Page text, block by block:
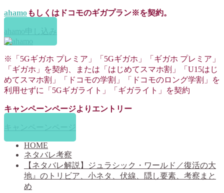
ahamo もしくはドコモのギガプラン※を契約。
ahamo申し込み
※「5Gギガホ プレミア」「5Gギガホ」「ギガホ プレミア」
「ギガホ」を契約、または「はじめてスマホ割」「U15はじ
めてスマホ割」「ドコモの学割」「ドコモのロング学割」を
利用せずに「5Gギガライト」「ギガライト」を契約
キャンペーンページよりエントリー
キャンペーンページ
HOME
ネタバレ考察
【ネタバレ解説】ジュラシック・ワールド／復活の大
地』のトリビア、小ネタ、伏線、隠し要素、考察まと
め